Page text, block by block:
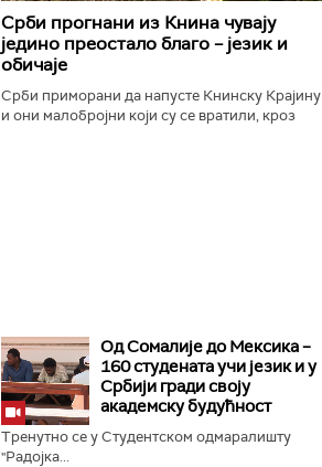
Срби прогнани из Книна чувају
једино преостало благо – језик и
обичаје
Срби приморани да напусте Книнску Крајину
и они малобројни који су се вратили, кроз
Од Сомалије до Мексика –
160 студената учи језик и у
Србији гради своју
академску будућност
Тренутно се у Студентском одмаралишту
"Радојка...